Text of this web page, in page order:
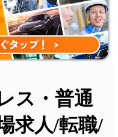
ス・普通
求人/転職/